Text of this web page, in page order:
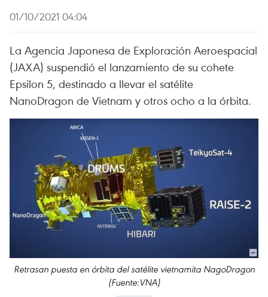
01/10/2021 04:04
La Agencia Japonesa de Exploración Aeroespacial
(JAXA) suspendió el lanzamiento de su cohete
Epsilon 5, destinado a llevar el satélite
NanoDragon de Vietnam y otros ocho a la órbita.
Retrasan puesta en órbita del satélite vietnamita NagoDragon
(Fuente:VNA)